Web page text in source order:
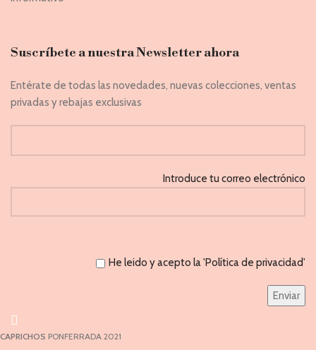
Suscríbete a nuestra Newsletter ahora
Entérate de todas las novedades, nuevas colecciones, ventas
privadas y rebajas exclusivas
Introduce tu correo electrónico
He leido y acepto la 'Política de privacidad'
CAPRICHOS PONFERRADA 2021